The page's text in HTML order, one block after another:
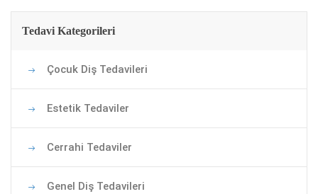
Tedavi Kategorileri
Çocuk Diş Tedavileri
Estetik Tedaviler
Cerrahi Tedaviler
Genel Diş Tedavileri